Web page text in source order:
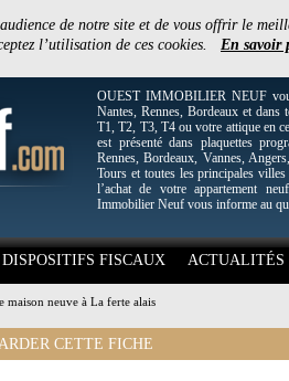
de notre site et de vous offrir le
l’utilisation de ces cookies. En savoir
OUEST IMMOBILIER NEUF
Nantes, Rennes, Bordeaux et
T1, T2, T3, T4 ou votre attique en
est présenté dans plaquettes
Rennes, Bordeaux, Vannes,
Tours et toutes les principales
l’achat de votre appartement
Immobilier Neuf vous informe au
DISPOSITIFS FISCAUX ACTUALITÉS
maison neuve à La ferte alais
CETTE FICHE